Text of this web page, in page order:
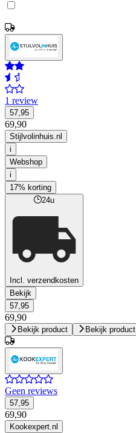
1 review
57,95
69,90
Stijlvolinhuis.nl
i
Webshop
i
17% korting
24u
Incl. verzendkosten
Bekijk
57,95
69,90
Bekijk product Bekijk product
Geen reviews
57,95
69,90
Kookexpert.nl